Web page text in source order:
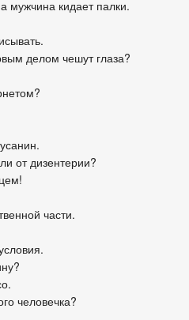
мужчина кидает палки.
делом чешут глаза?
от дизентерии?
части.
человечка?